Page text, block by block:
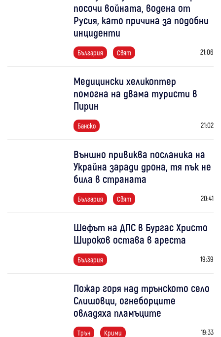
посочи войната, водена от
Русия, като причина за подобни
инциденти
България Свят 21:06
Медицински хеликоптер
помогна на двама туристи в
Пирин
Банско 21:02
Външно привиква посланика на
Украйна заради дрона, тя пък не
била в страната
България Свят 20:41
Шефът на ДПС в Бургас Христо
Широков остава в ареста
България 19:39
Пожар горя над трънското село
Слишовци, огнеборците
овладяха пламъците
Трън Крими 19:33